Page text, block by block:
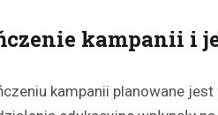
kampanii i
kampanii planowane